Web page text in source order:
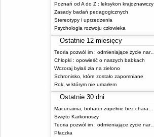
Poznań od A do Z : leksykon krajoznawczy
Zasady badań pedagogicznych
Stereotypy i uprzedzenia
Psychologia rozwoju człowieka
Ostatnie 12 miesięcy
Teoria pozwól im : odmieniające życie narzędzie, o którym mówią miliony ludzi
Chłopki : opowieść o naszych babkach
Wczoraj byłaś zła na zielono
Schronisko, które zostało zapomniane
Rok, w którym nie umarłem
Ostatnie 30 dni
Święto Karkonoszy
Teoria pozwól im : odmieniające życie narzędzie, o którym mówią miliony ludzi
Płaczka